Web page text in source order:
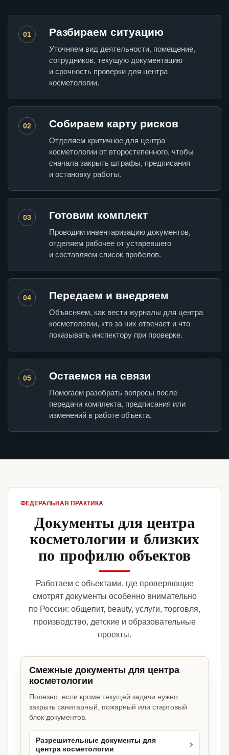
01 Разбираем ситуацию
Уточняем вид деятельности, помещение,
сотрудников, текущую документацию
и срочность проверки для центра
косметологии.
02 Собираем карту рисков
Отделяем критичное для центра
косметологии от второстепенного, чтобы
сначала закрыть штрафы, предписания
и остановку работы.
03 Готовим комплект
Проводим инвентаризацию документов,
отделяем рабочее от устаревшего
и составляем список пробелов.
04 Передаем и внедряем
Объясняем, как вести журналы для центра
косметологии, кто за них отвечает и что
показывать инспектору при проверке.
05 Остаемся на связи
Помогаем разобрать вопросы после
передачи комплекта, предписания или
изменений в работе объекта.
ФЕДЕРАЛЬНАЯ ПРАКТИКА
Документы для центра
косметологии и близких
по профилю объектов
Работаем с объектами, где проверяющие
смотрят документы особенно внимательно
по России: общепит, beauty, услуги, торговля,
производство, детские и образовательные
проекты.
Смежные документы для центра
косметологии
Полезно, если кроме текущей задачи нужно
закрыть санитарный, пожарный или стартовый
блок документов.
Разрешительные документы для
центра косметологии